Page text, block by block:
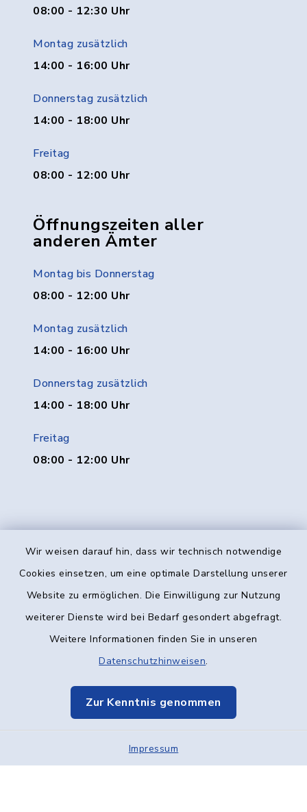
Wir weisen darauf hin, dass wir technisch notwendige
Cookies einsetzen, um eine optimale Darstellung unserer
Website zu ermöglichen. Die Einwilligung zur Nutzung
weiterer Dienste wird bei Bedarf gesondert abgefragt.
Weitere Informationen finden Sie in unseren
Datenschutzhinweisen.
Zur Kenntnis genommen
Impressum
08:00 - 12:30 Uhr
Montag zusätzlich
14:00 - 16:00 Uhr
Donnerstag zusätzlich
14:00 - 18:00 Uhr
Freitag
08:00 - 12:00 Uhr
Öffnungszeiten aller
anderen Ämter
Montag bis Donnerstag
08:00 - 12:00 Uhr
Montag zusätzlich
14:00 - 16:00 Uhr
Donnerstag zusätzlich
14:00 - 18:00 Uhr
Freitag
08:00 - 12:00 Uhr
Kontakt
Datenschutz
Elektronische Kommunikation
Sitemap